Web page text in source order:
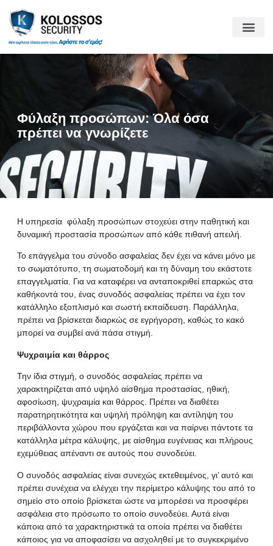
Φύλαξη προσώπων: Όλα όσα
πρέπει να γνωρίζετε
Η υπηρεσία φύλαξη προσώπων στοχεύει στην παθητική και
δυναμική προστασία προσώπων από κάθε πιθανή απειλή.
Το επάγγελμα του σύνοδο ασφαλείας δεν έχει να κάνει μόνο με
το σωματότυπο, τη σωματοδομή και τη δύναμη του εκάστοτε
επαγγελματία. Για να καταφέρει να ανταποκριθεί επαρκώς στα
καθήκοντά του, ένας συνοδός ασφαλείας πρέπει να έχει τον
κατάλληλο εξοπλισμό και σωστή εκπαίδευση. Παράλληλα,
πρέπει να βρίσκεται διαρκώς σε εγρήγορση, καθώς το κακό
μπορεί να συμβεί ανά πάσα στιγμή.
Ψυχραιμία και θάρρος
Την ίδια στιγμή, ο συνοδός ασφαλείας πρέπει να
χαρακτηρίζεται από υψηλό αίσθημα προστασίας, ηθική,
αφοσίωση, ψυχραιμία και θάρρος. Πρέπει να διαθέτει
παρατηρητικότητα και υψηλή πρόληψη και αντίληψη του
περιβάλλοντα χώρου που εργάζεται και να παίρνει πάντοτε τα
κατάλληλα μέτρα κάλυψης, με αίσθημα ευγένειας και πλήρους
εχεμύθειας απέναντι σε αυτούς που συνοδεύει.
Ο συνοδός ασφαλείας είναι συνεχώς εκτεθειμένος, γι’ αυτό και
πρέπει συνέχεια να ελέγχει την περίμετρο κάλυψης του από το
σημείο στο οποίο βρίσκεται ώστε να μπορέσει να προσφέρει
ασφάλεια στο πρόσωπο το οποίο συνοδεύει. Αυτά είναι
κάποια από τα χαρακτηριστικά τα οποία πρέπει να διαθέτει
κάποιος για να αποφασίσει να ασχοληθεί με το συγκεκριμένο